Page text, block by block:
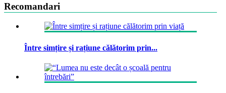
Recomandari
Între simțire și rațiune călătorim prin...